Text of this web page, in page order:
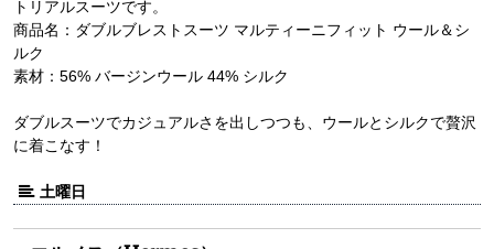
トリアルスーツです。
商品名：ダブルブレストスーツ マルティーニフィット ウール＆シ
ルク
素材：56% バージンウール 44% シルク
ダブルスーツでカジュアルさを出しつつも、ウールとシルクで贅沢
に着こなす！
土曜日